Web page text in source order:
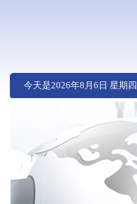
今天是2026年8月6日 星期四